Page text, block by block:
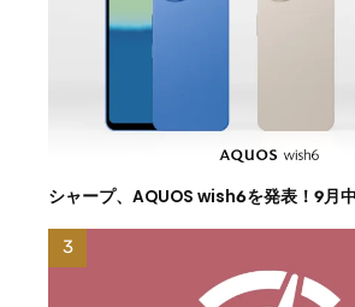
シャープ、AQUOS wish6を発表！9月